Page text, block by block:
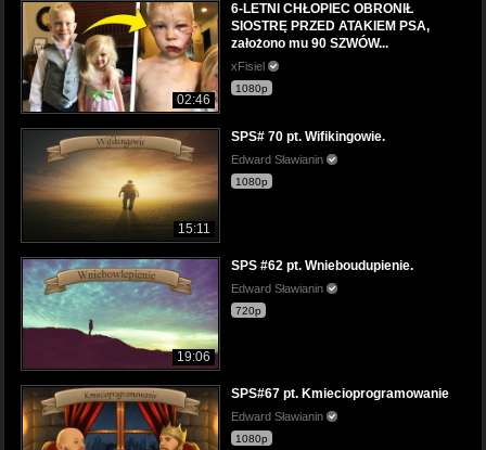
02:46
6-LETNI CHŁOPIEC OBRONIŁ
SIOSTRĘ PRZED ATAKIEM PSA,
założono mu 90 SZWÓW...
xFisiel
1080p
15:11
SPS# 70 pt. Wifikingowie.
Edward Sławianin
1080p
19:06
SPS #62 pt. Wnieboudupienie.
Edward Sławianin
720p
SPS#67 pt. Kmiecioprogramowanie
Edward Sławianin
1080p